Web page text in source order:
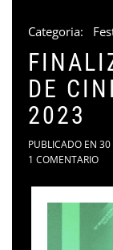
Categoria:
DE
2023
PUBLICADO EN 30
1 COMENTARIO